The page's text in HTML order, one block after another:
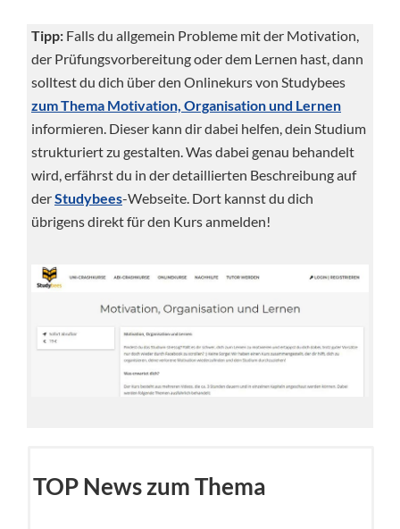
Tipp: Falls du allgemein Probleme mit der Motivation,
der Prüfungsvorbereitung oder dem Lernen hast, dann
solltest du dich über den Onlinekurs von Studybees
zum Thema Motivation, Organisation und Lernen
informieren. Dieser kann dir dabei helfen, dein Studium
strukturiert zu gestalten. Was dabei genau behandelt
wird, erfährst du in der detaillierten Beschreibung auf
derStudybees-Webseite. Dort kannst du dich
übrigens direkt für den Kurs anmelden!
TOP News zum Thema